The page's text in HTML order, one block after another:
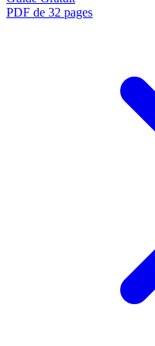
PDF de 32 pages